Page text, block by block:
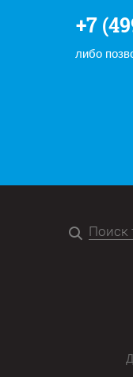
+7
либо